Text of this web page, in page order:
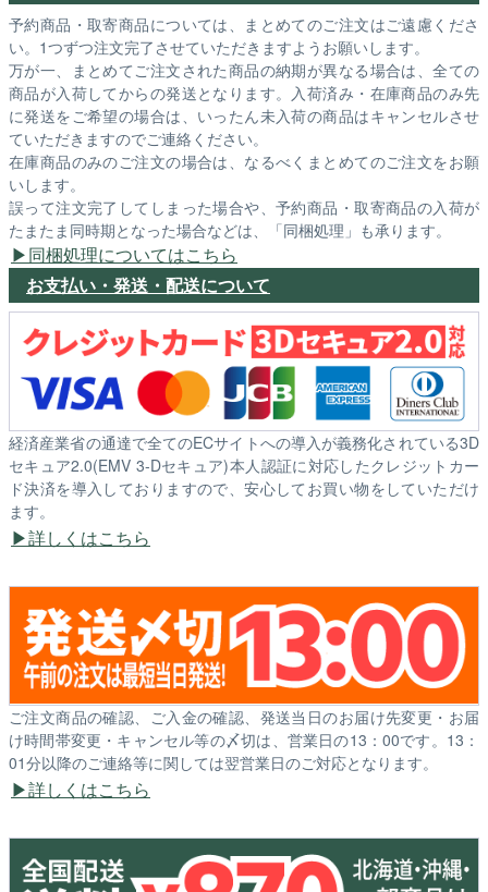
予約商品・取寄商品については、まとめてのご注文はご遠慮くださ
い。1つずつ注文完了させていただきますようお願いします。
万が一、まとめてご注文された商品の納期が異なる場合は、全ての
商品が入荷してからの発送となります。入荷済み・在庫商品のみ先
に発送をご希望の場合は、いったん未入荷の商品はキャンセルさせ
ていただきますのでご連絡ください。
在庫商品のみのご注文の場合は、なるべくまとめてのご注文をお願
いします。
誤って注文完了してしまった場合や、予約商品・取寄商品の入荷が
たまたま同時期となった場合などは、「同梱処理」も承ります。
同梱処理についてはこちら
お支払い・発送・配送について
経済産業省の通達で全てのECサイトへの導入が義務化されている3D
セキュア2.0(EMV 3-Dセキュア)本人認証に対応したクレジットカー
ド決済を導入しておりますので、安心してお買い物をしていただけ
ます。
詳しくはこちら
ご注文商品の確認、ご入金の確認、発送当日のお届け先変更・お届
け時間帯変更・キャンセル等の〆切は、営業日の13：00です。13：
01分以降のご連絡等に関しては翌営業日のご対応となります。
詳しくはこちら